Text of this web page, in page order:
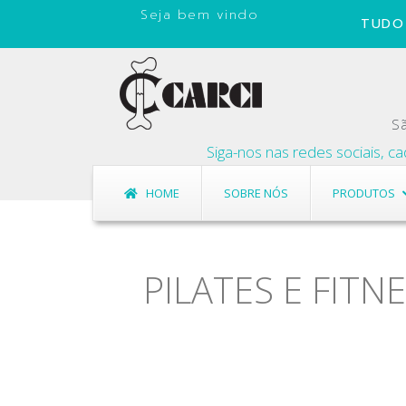
Seja bem vindo
Siga-nos nas redes sociais, cadastre
HOME SOBRE NÓS PRODUTOS
PILATES E